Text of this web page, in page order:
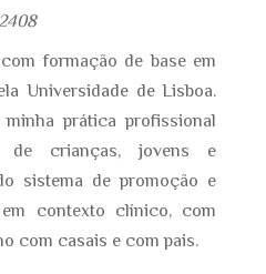
formação de base em
Universidade de Lisboa.
prática profissional
de crianças, jovens e
sistema de promoção e
contexto clínico, com
com casais e com pais.